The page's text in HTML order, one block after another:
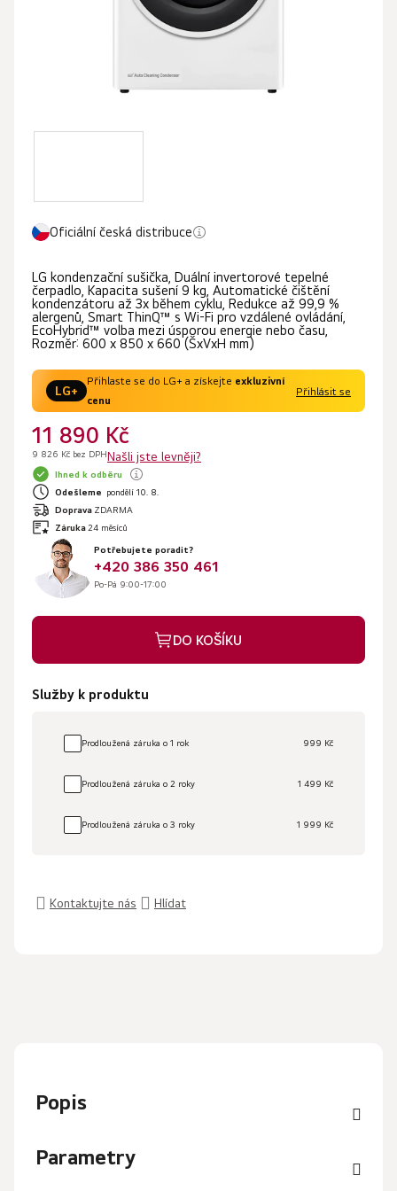
Oficiální česká distribuce
LG kondenzační sušička, Duální invertorové tepelné
čerpadlo, Kapacita sušení 9 kg, Automatické čištění
kondenzátoru až 3x během cyklu, Redukce až 99,9 %
alergenů, Smart ThinQ™ s Wi-Fi pro vzdálené ovládání,
EcoHybrid™ volba mezi úsporou energie nebo času,
Rozměr: 600 x 850 x 660 (ŠxVxH mm)
LG+
Přihlaste se do LG+ a získejte exkluzivní
cenu
Přihlásit se
11 890 Kč
9 826 Kč bez DPHNašli jste levněji?
Ihned k odběru
Odešleme pondělí 10. 8.
Doprava ZDARMA
Záruka 24 měsíců
Potřebujete poradit?
+420 386 350 461
Po-Pá 9:00-17:00
DO KOŠÍKU
Služby k produktu
Prodloužená záruka o 1 rok 999 Kč
Prodloužená záruka o 2 roky 1 499 Kč
Prodloužená záruka o 3 roky 1 999 Kč
Kontaktujte nás Hlídat
Popis
Parametry